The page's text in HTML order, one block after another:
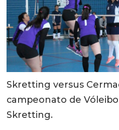
Skretting versus
campeonato de
Skretting.